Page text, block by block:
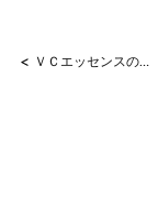
< ＶＣエッセンスの効果♪